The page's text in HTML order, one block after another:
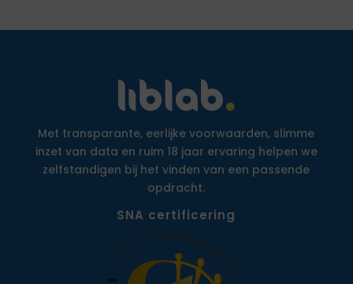
Met transparante, eerlijke voorwaarden, slimme
inzet van data en ruim 18 jaar ervaring helpen we
zelfstandigen bij het vinden van een passende
opdracht.
SNA certificering